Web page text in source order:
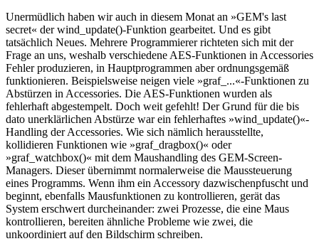
Unermüdlich haben wir auch in diesem Monat an »GEM's last
secret« der wind_update()-Funktion gearbeitet. Und es gibt
tatsächlich Neues. Mehrere Programmierer richteten sich mit der
Frage an uns, weshalb verschiedene AES-Funktionen in Accessories
Fehler produzieren, in Hauptprogrammen aber ordnungsgemäß
funktionieren. Beispielsweise neigen viele »graf_...«-Funktionen zu
Abstürzen in Accessories. Die AES-Funktionen wurden als
fehlerhaft abgestempelt. Doch weit gefehlt! Der Grund für die bis
dato unerklärlichen Abstürze war ein fehlerhaftes »wind_update()«-
Handling der Accessories. Wie sich nämlich herausstellte,
kollidieren Funktionen wie »graf_dragbox()« oder
»graf_watchbox()« mit dem Maushandling des GEM-Screen-
Managers. Dieser übernimmt normalerweise die Maussteuerung
eines Programms. Wenn ihm ein Accessory dazwischenpfuscht und
beginnt, ebenfalls Mausfunktionen zu kontrollieren, gerät das
System erschwert durcheinander: zwei Prozesse, die eine Maus
kontrollieren, bereiten ähnliche Probleme wie zwei, die
unkoordiniert auf den Bildschirm schreiben.